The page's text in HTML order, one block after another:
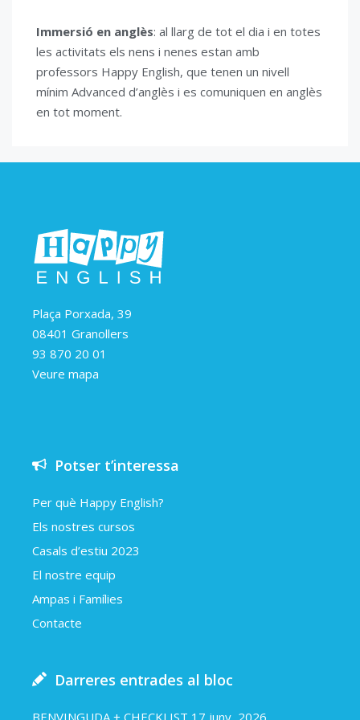
Immersió en anglès: al llarg de tot el dia i en totes
les activitats els nens i nenes estan amb
professors Happy English, que tenen un nivell
mínim Advanced d’anglès i es comuniquen en anglès
en tot moment.
Plaça Porxada, 39
08401 Granollers
93 870 20 01
Veure mapa
Potser t’interessa
Per què Happy English?
Els nostres cursos
Casals d’estiu 2023
El nostre equip
Ampas i Famílies
Contacte
Darreres entrades al bloc
BENVINGUDA + CHECKLIST 17 juny, 2026